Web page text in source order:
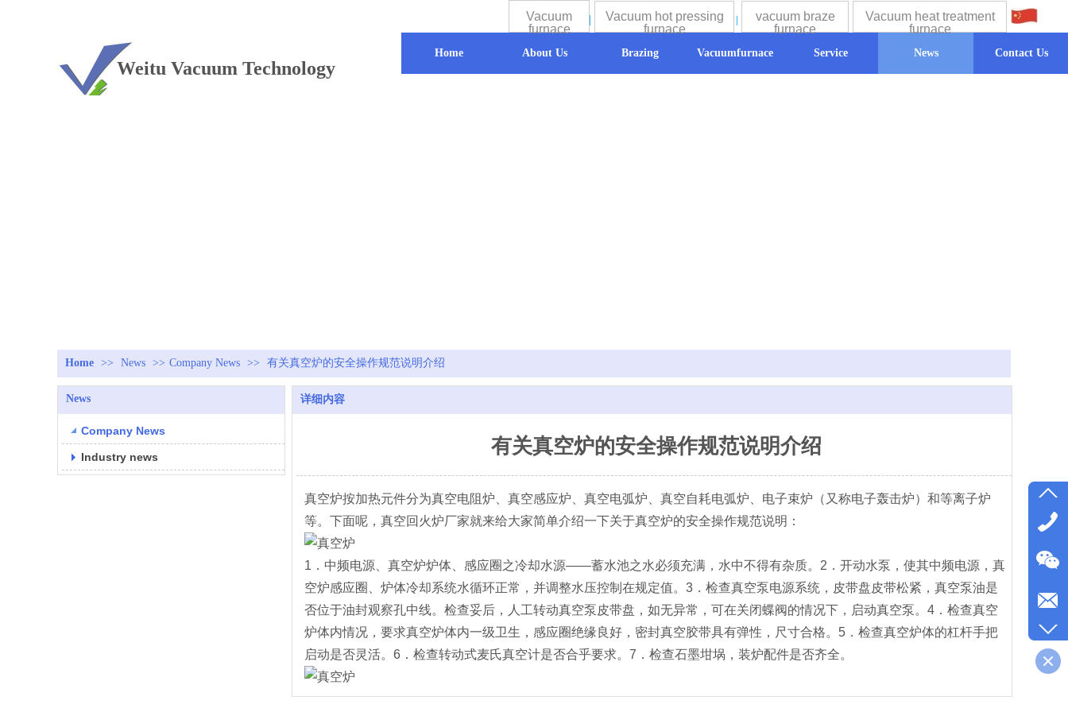
Vacuum heat treatment
furnace
Vacuum
furnace
vacuum braze
furnace
Vacuum hot pressing
furnace
Weitu Vacuum Technology
Home About Us Brazing Vacuumfurnace Service News Contact Us
Home >> News >> Company News >> 有关真空炉的安全操作规范说明介绍
News
Company News
Industry news
详细内容
有关真空炉的安全操作规范说明介绍
真空炉按加热元件分为真空电阻炉、真空感应炉、真空电弧炉、真空自耗电弧炉、电子束炉（又称电子轰击炉）和等离子炉
等。下面呢，真空回火炉厂家就来给大家简单介绍一下关于真空炉的安全操作规范说明：
1．中频电源、真空炉炉体、感应圈之冷却水源——蓄水池之水必须充满，水中不得有杂质。2．开动水泵，使其中频电源，真
空炉感应圈、炉体冷却系统水循环正常，并调整水压控制在规定值。3．检查真空泵电源系统，皮带盘皮带松紧，真空泵油是
否位于油封观察孔中线。检查妥后，人工转动真空泵皮带盘，如无异常，可在关闭蝶阀的情况下，启动真空泵。4．检查真空
炉体内情况，要求真空炉体内一级卫生，感应圈绝缘良好，密封真空胶带具有弹性，尺寸合格。5．检查真空炉体的杠杆手把
启动是否灵活。6．检查转动式麦氏真空计是否合乎要求。7．检查石墨坩埚，装炉配件是否齐全。